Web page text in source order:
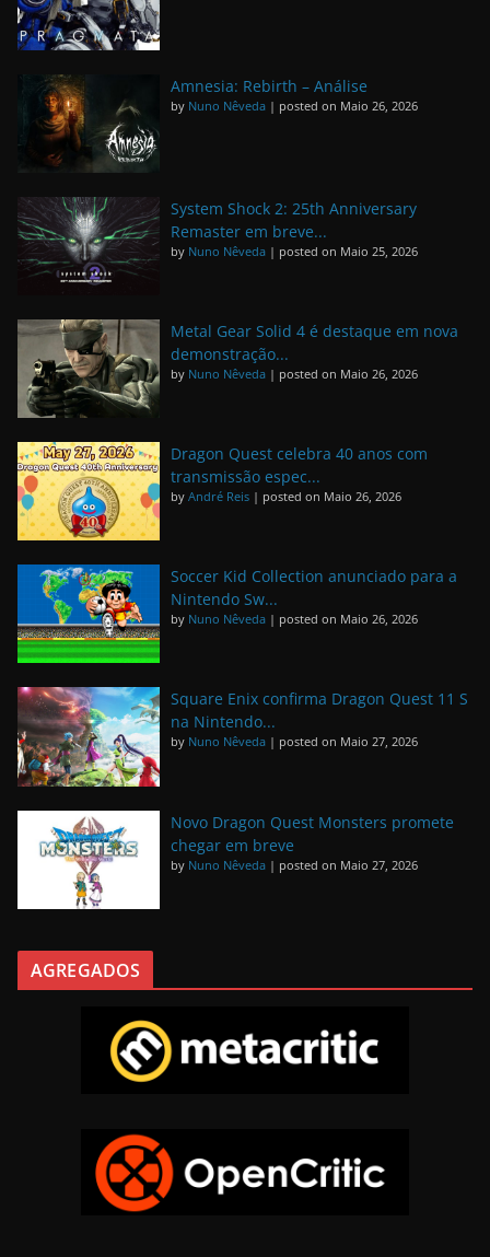
Amnesia: Rebirth – Análise
by Nuno Nêveda | posted on Maio 26, 2026
System Shock 2: 25th Anniversary
Remaster em breve...
by Nuno Nêveda | posted on Maio 25, 2026
Metal Gear Solid 4 é destaque em nova
demonstração...
by Nuno Nêveda | posted on Maio 26, 2026
Dragon Quest celebra 40 anos com
transmissão espec...
by André Reis | posted on Maio 26, 2026
Soccer Kid Collection anunciado para a
Nintendo Sw...
by Nuno Nêveda | posted on Maio 26, 2026
Square Enix confirma Dragon Quest 11 S
na Nintendo...
by Nuno Nêveda | posted on Maio 27, 2026
Novo Dragon Quest Monsters promete
chegar em breve
by Nuno Nêveda | posted on Maio 27, 2026
AGREGADOS